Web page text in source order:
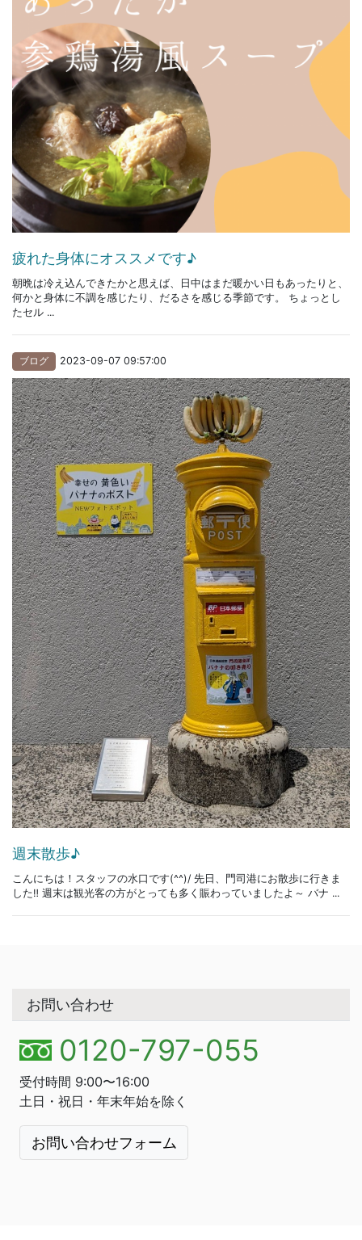
疲れた身体にオススメです♪
朝晩は冷え込んできたかと思えば、日中はまだ暖かい日もあったりと、
何かと身体に不調を感じたり、だるさを感じる季節です。 ちょっとし
たセル ...
ブログ 2023-09-07 09:57:00
週末散歩♪
こんにちは！スタッフの水口です(^^)/ 先日、門司港にお散歩に行きま
した‼ 週末は観光客の方がとっても多く賑わっていましたよ～ バナ ...
お問い合わせ
0120-797-055
受付時間 9:00〜16:00
土日・祝日・年末年始を除く
お問い合わせフォーム